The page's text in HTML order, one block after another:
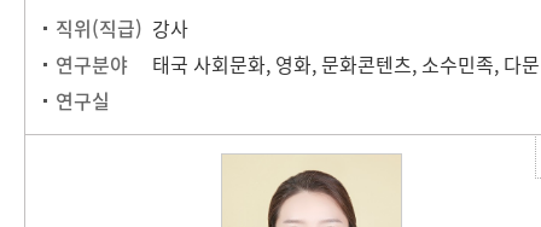
직위(직급) 강사
연구분야
연구실